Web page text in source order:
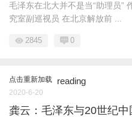
毛泽东在北大并不是当“助理员”
究室副巡视员 在北京解放前 ...
2845 0
点击重新加载 reading
2020-6-20
龚云：毛泽东与20世纪中